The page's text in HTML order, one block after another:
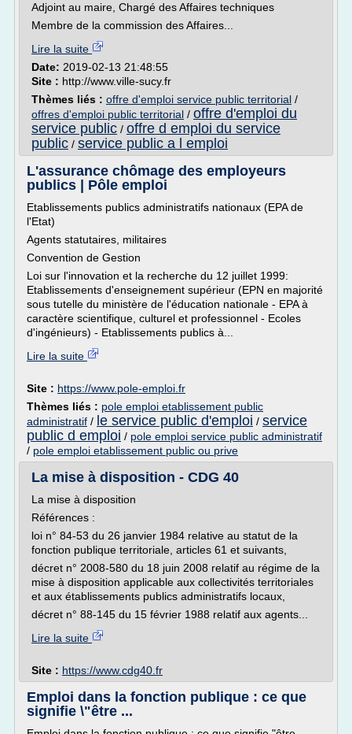
Adjoint au maire, Chargé des Affaires techniques
Membre de la commission des Affaires...
Lire la suite
Date: 2019-02-13 21:48:55
Site : http://www.ville-sucy.fr
Thèmes liés : offre d'emploi service public territorial /
offres d'emploi public territorial / offre d'emploi du
service public / offre d emploi du service
public / service public a l emploi
L'assurance chômage des employeurs
publics | Pôle emploi
Etablissements publics administratifs nationaux (EPA de
l'Etat)
Agents statutaires, militaires
Convention de Gestion
Loi sur l'innovation et la recherche du 12 juillet 1999:
Etablissements d'enseignement supérieur (EPN en majorité
sous tutelle du ministère de l'éducation nationale - EPA à
caractère scientifique, culturel et professionnel - Ecoles
d'ingénieurs) - Etablissements publics à...
Lire la suite
Site : https://www.pole-emploi.fr
Thèmes liés : pole emploi etablissement public
administratif / le service public d'emploi / service
public d emploi / pole emploi service public administratif
/ pole emploi etablissement public ou prive
La mise à disposition - CDG 40
La mise à disposition
Références :
loi n° 84-53 du 26 janvier 1984 relative au statut de la
fonction publique territoriale, articles 61 et suivants,
décret n° 2008-580 du 18 juin 2008 relatif au régime de la
mise à disposition applicable aux collectivités territoriales
et aux établissements publics administratifs locaux,
décret n° 88-145 du 15 février 1988 relatif aux agents...
Lire la suite
Site : https://www.cdg40.fr
Emploi dans la fonction publique : ce que
signifie \"être ...